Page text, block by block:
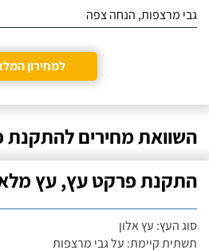
גבי מרצפות, הנחה צפה
למחירון
השוואת מחירים
התקנת פרקט עץ, עץ מלא
סוג העץ: עץ אלון
תשתית קיימת: על גבי מרצפות